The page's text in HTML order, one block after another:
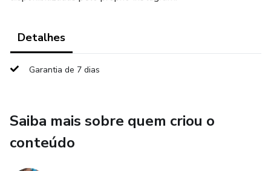
Detalhes
Garantia de 7 dias
Saiba mais sobre quem criou o
conteúdo